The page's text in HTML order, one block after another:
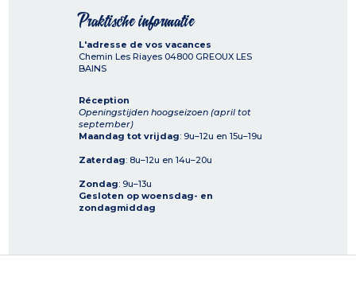
Praktische informatie
L'adresse de vos vacances
Chemin Les Riayes 04800 GREOUX LES
BAINS
Réception
Openingstijden hoogseizoen (april tot
september)
Maandag tot vrijdag: 9u–12u en 15u–19u
Zaterdag: 8u–12u en 14u–20u
Zondag: 9u–13u
Gesloten op woensdag- en
zondagmiddag